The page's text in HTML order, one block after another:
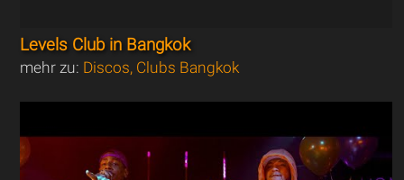
Levels Club in Bangkok
mehr zu: Discos, Clubs Bangkok